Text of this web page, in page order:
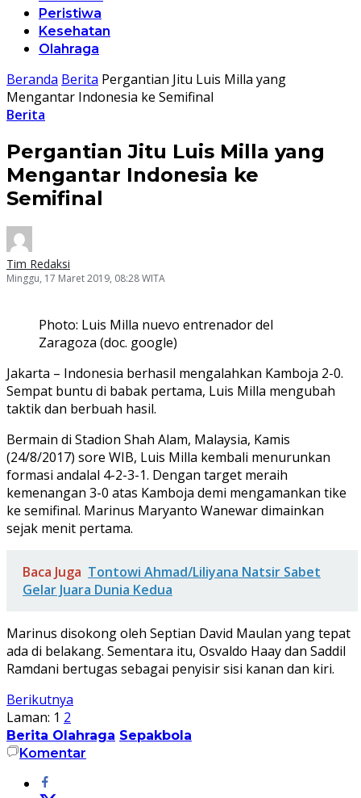
Peristiwa
Kesehatan
Olahraga
Beranda Berita Pergantian Jitu Luis Milla yang
Mengantar Indonesia ke Semifinal
Berita
Pergantian Jitu Luis Milla yang
Mengantar Indonesia ke
Semifinal
Tim Redaksi
Minggu, 17 Maret 2019, 08:28 WITA
Photo: Luis Milla nuevo entrenador del
Zaragoza (doc. google)
Jakarta – Indonesia berhasil mengalahkan Kamboja 2-0.
Sempat buntu di babak pertama, Luis Milla mengubah
taktik dan berbuah hasil.
Bermain di Stadion Shah Alam, Malaysia, Kamis
(24/8/2017) sore WIB, Luis Milla kembali menurunkan
formasi andalal 4-2-3-1. Dengan target meraih
kemenangan 3-0 atas Kamboja demi mengamankan tike
ke semifinal. Marinus Maryanto Wanewar dimainkan
sejak menit pertama.
Baca Juga Tontowi Ahmad/Liliyana Natsir Sabet
Gelar Juara Dunia Kedua
Marinus disokong oleh Septian David Maulan yang tepat
ada di belakang. Sementara itu, Osvaldo Haay dan Saddil
Ramdani bertugas sebagai penyisir sisi kanan dan kiri.
Berikutnya
Laman: 1 2
Berita Olahraga Sepakbola
Komentar